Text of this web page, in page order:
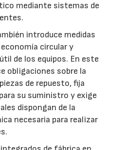
mediante sistemas de
introduce medidas
circular y
de los equipos. En este
obligaciones sobre la
de repuesto, fija
su suministro y exige
dispongan de la
necesaria para realizar